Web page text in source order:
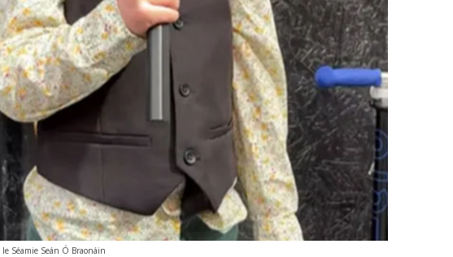
Séamie Seán Ó Braonáin